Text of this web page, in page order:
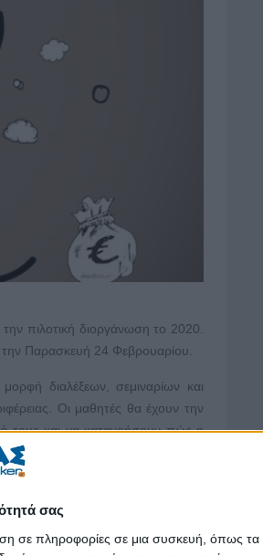
σας
σε πληροφορίες σε μια συσκευή, όπως τα
την πιλοτική διοργάνωση το 2020.
την Παρασκευή 24 Φεβρουαρίου.
διαλέξεων, σεμιναρίων και
Οι μαθητές θα έχουν την
τους και να κατανοήσουν πώς η
Μάιο του 2023 και περιλαμβάνει
αριθμός μαθητών 200).